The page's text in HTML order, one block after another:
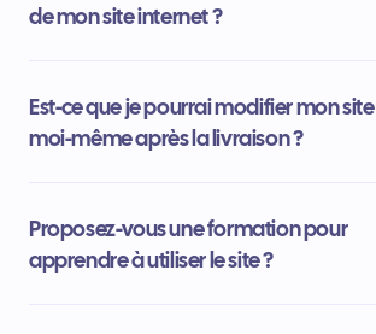
de mon site internet ?
Est-ce que je pourrai modifier mon site
moi-même après la livraison ?
Proposez-vous une formation pour
apprendre à utiliser le site ?